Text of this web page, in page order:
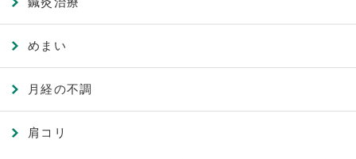
めまい
月経の不調
肩コリ